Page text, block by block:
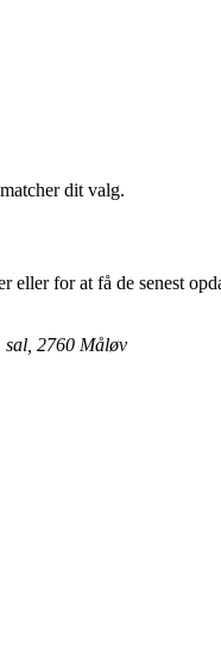
dit valg.
eller for at få de senest
2760 Måløv